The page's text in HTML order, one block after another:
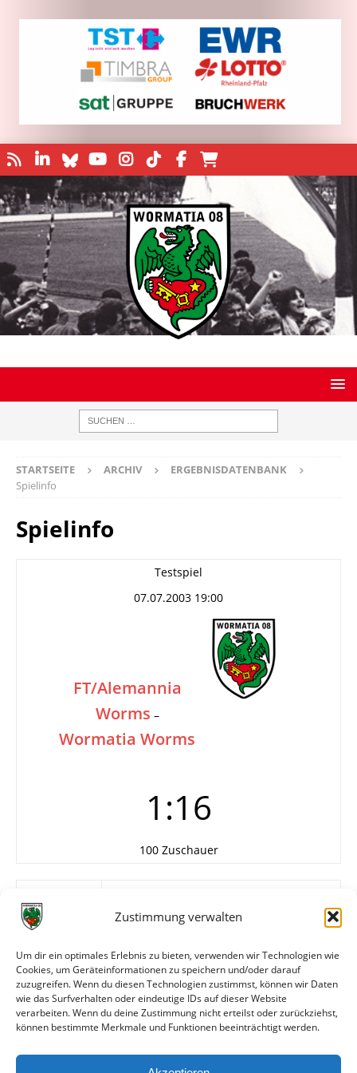
Zustimmung verwalten
Um dir ein optimales Erlebnis zu bieten, verwenden wir Technologien wie
Cookies, um Geräteinformationen zu speichern und/oder darauf
zuzugreifen. Wenn du diesen Technologien zustimmst, können wir Daten
wie das Surfverhalten oder eindeutige IDs auf dieser Website
verarbeiten. Wenn du deine Zustimmung nicht erteilst oder zurückziehst,
können bestimmte Merkmale und Funktionen beeinträchtigt werden.
STARTSEITE ARCHIV
ERGEBNISDATENBANK
Spielinfo
Spielinfo
Testspiel
07.07.2003 19:00
FT/Alemannia
Worms –
Wormatia Worms
1:16
100 Zuschauer
Lautenschläger (3)
Miehe
Celik
Schäfer